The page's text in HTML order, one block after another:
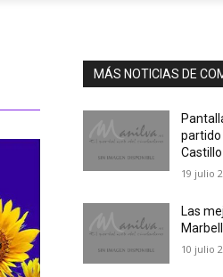
MÁS NOTICIAS DE
partido
Castillo
19 julio
Las
10 julio